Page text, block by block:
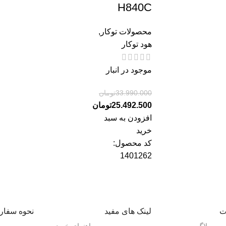
H840C
محصولات توکار ,
هود توکار
موجود در انبار
33.990.000تومان
25.492.500تومان
افزودن به سبد
خرید
کد محصول:
1401262
لینک های مفید نحوه